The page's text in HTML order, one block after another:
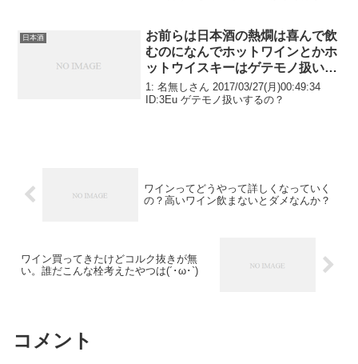
日本酒
お前らは日本酒の熱燗は喜んで飲
むのになんでホットワインとかホ
ットウイスキーはゲテモノ扱いす
るの？
1: 名無しさん 2017/03/27(月)00:49:34
ID:3Eu ゲテモノ扱いするの？
ワインってどうやって詳しくなっていく
の？高いワイン飲まないとダメなんか？
ワイン買ってきたけどコルク抜きが無
い。誰だこんな栓考えたやつは(´･ω･`)
コメント